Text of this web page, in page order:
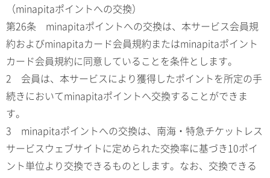
（minapitaポイントへの交換）
第26条 minapitaポイントへの交換は、本サービス会員規
約およびminapitaカード会員規約またはminapitaポイント
カード会員規約に同意していることを条件とします。
2 会員は、本サービスにより獲得したポイントを所定の手
続きにおいてminapitaポイントへ交換することができま
す。
3 minapitaポイントへの交換は、南海・特急チケットレス
サービスウェブサイトに定められた交換率に基づき10ポイ
ント単位より交換できるものとします。なお、交換できる